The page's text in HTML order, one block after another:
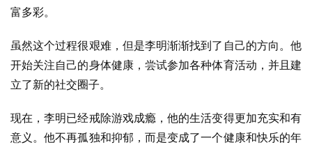
富多彩。
虽然这个过程很艰难，但是李明渐渐找到了自己的方向。他
开始关注自己的身体健康，尝试参加各种体育活动，并且建
立了新的社交圈子。
现在，李明已经戒除游戏成瘾，他的生活变得更加充实和有
意义。他不再孤独和抑郁，而是变成了一个健康和快乐的年